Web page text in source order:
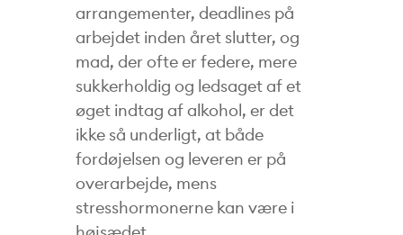
arrangementer, deadlines på
arbejdet inden året slutter, og
mad, der ofte er federe, mere
sukkerholdig og ledsaget af et
øget indtag af alkohol, er det
ikke så underligt, at både
fordøjelsen og leveren er på
overarbejde, mens
stresshormonerne kan være i